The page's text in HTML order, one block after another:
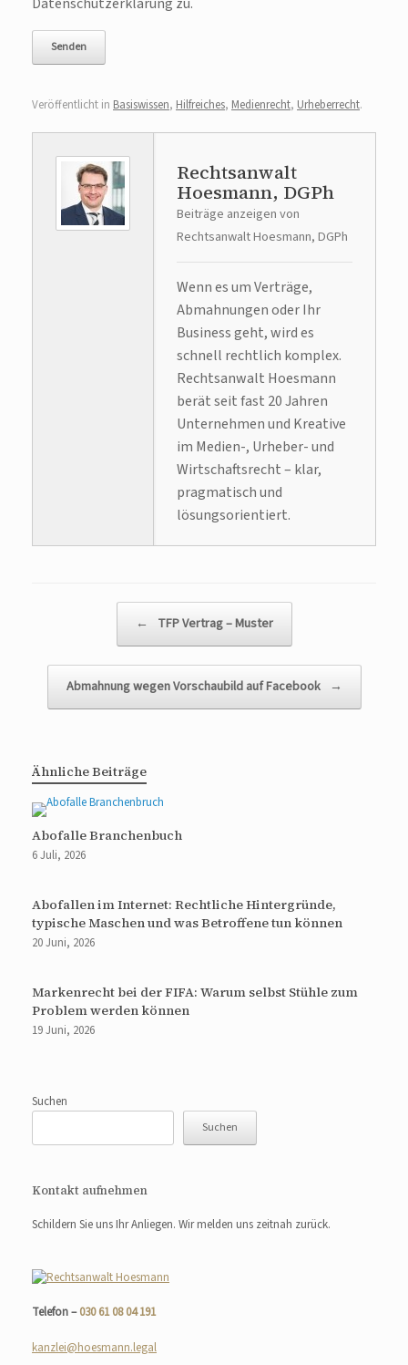
Veröffentlicht in Basiswissen, Hilfreiches, Medienrecht, Urheberrecht.
Rechtsanwalt
Hoesmann, DGPh
Beiträge anzeigen von
Rechtsanwalt Hoesmann, DGPh
Wenn es um Verträge,
Abmahnungen oder Ihr
Business geht, wird es
schnell rechtlich komplex.
Rechtsanwalt Hoesmann
berät seit fast 20 Jahren
Unternehmen und Kreative
im Medien-, Urheber- und
Wirtschaftsrecht – klar,
pragmatisch und
lösungsorientiert.
← TFP Vertrag – Muster
Abmahnung wegen Vorschaubild auf Facebook →
Ähnliche Beiträge
Abofalle Branchenbuch
6 Juli, 2026
Abofallen im Internet: Rechtliche Hintergründe,
typische Maschen und was Betroffene tun können
20 Juni, 2026
Markenrecht bei der FIFA: Warum selbst Stühle zum
Problem werden können
19 Juni, 2026
Suchen
Suchen
Kontakt aufnehmen
Schildern Sie uns Ihr Anliegen. Wir melden uns zeitnah zurück.
Telefon –030 61 08 04 191
kanzlei@hoesmann.legal